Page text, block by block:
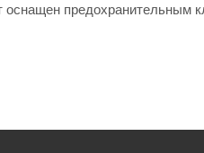
оснащен предохранительным